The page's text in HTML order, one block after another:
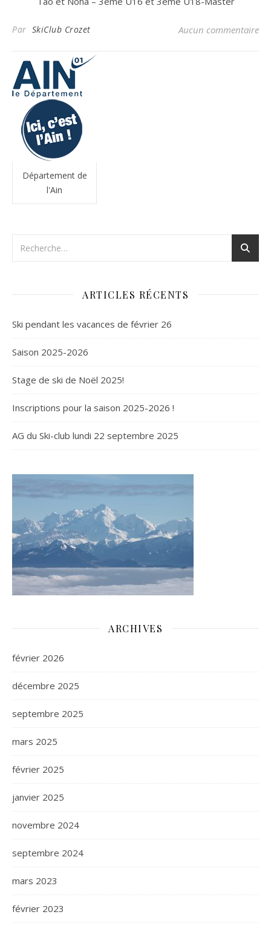
Par SkiClub Crozet Aucun commentaire
Département de
l'Ain
ARTICLES RÉCENTS
Ski pendant les vacances de février 26
Saison 2025-2026
Stage de ski de Noël 2025!
Inscriptions pour la saison 2025-2026 !
AG du Ski-club lundi 22 septembre 2025
ARCHIVES
février 2026
décembre 2025
septembre 2025
mars 2025
février 2025
janvier 2025
novembre 2024
septembre 2024
mars 2023
février 2023